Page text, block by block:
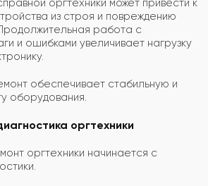
из строя и повреждению
работа с
и ошибками увеличивает нагрузку
обеспечивает стабильную и
оборудования.
оргтехники
оргтехники начинается с